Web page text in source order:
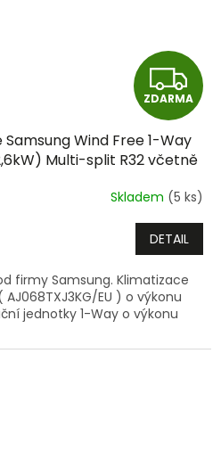
Z
D
A
R
M
A
ZDARMA
Wind Free 1-Way
Multi-split R32 včetně
Skladem (5 ks)
DETAIL
firmy Samsung. Klimatizace
EU ) o výkonu
jednotky 1-Way o výkonu